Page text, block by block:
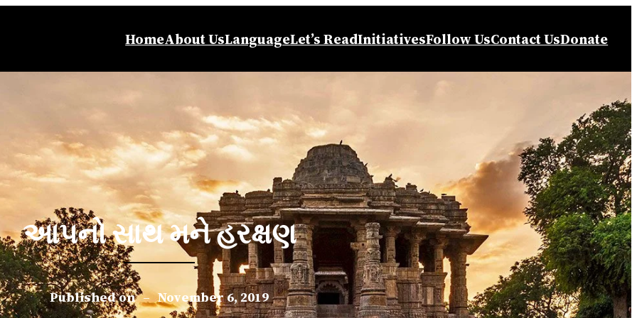
HomeAbout UsLanguageLet’s ReadInitiativesFollow UsContact UsDonate
આપનો સાથ મને હરક્ષણ
Published on – November 6, 2019